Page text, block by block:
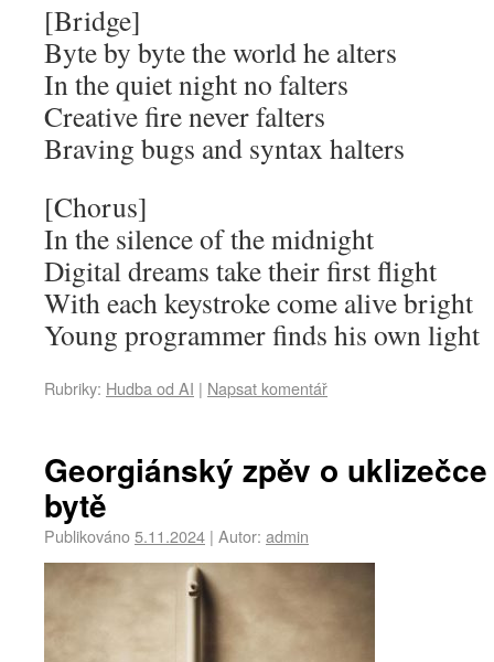
[Bridge]
Byte by byte the world he alters
In the quiet night no falters
Creative fire never falters
Braving bugs and syntax halters
[Chorus]
In the silence of the midnight
Digital dreams take their first flight
With each keystroke come alive bright
Young programmer finds his own light
Rubriky: Hudba od AI | Napsat komentář
Georgiánský zpěv o
bytě
Publikováno5.11.2024 | Autor: admin